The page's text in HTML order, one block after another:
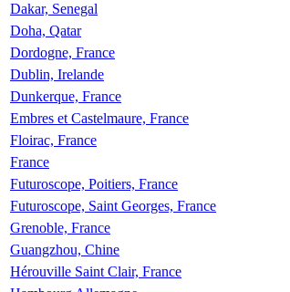
Dakar, Senegal
Doha, Qatar
Dordogne, France
Dublin, Irelande
Dunkerque, France
Embres et Castelmaure, France
Floirac, France
France
Futuroscope, Poitiers, France
Futuroscope, Saint Georges, France
Grenoble, France
Guangzhou, Chine
Hérouville Saint Clair, France